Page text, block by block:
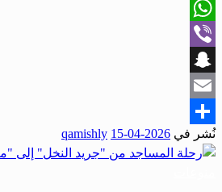
X
WhatsApp
Viber
Snapchat
Email
Share
نُشر في 2026-04-15
qamishly